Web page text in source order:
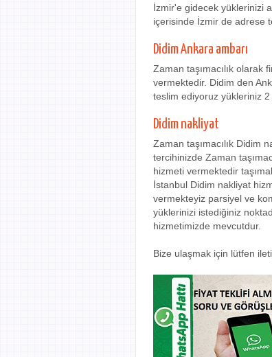
İzmir'e gidecek yüklerinizi
içerisinde İzmir de adrese
Didim Ankara ambarı
Zaman taşımacılık olarak
vermektedir. Didim den
teslim ediyoruz yükleriniz
Didim nakliyat
Zaman taşımacılık Didim
tercihinizde Zaman
hizmeti vermektedir
İstanbul Didim nakliyat
vermekteyiz parsiyel ve
yüklerinizi istediğiniz
hizmetimizde mevcutdur.
Bize ulaşmak için lütfen